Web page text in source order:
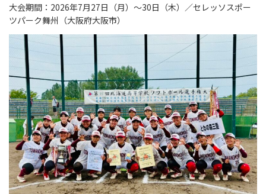
大会期間：2026年7月27日（月）～30日（木）／セレッソスポー
ツパーク舞州（大阪府大阪市）